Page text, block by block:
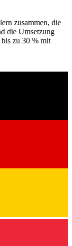
zusammen, die
die Umsetzung
bis zu 30 % mit